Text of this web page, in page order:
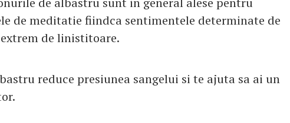
de meditatie fiindca sentimentele determinate de
de linistitoare.
reduce presiunea sangelui si te ajuta sa ai un